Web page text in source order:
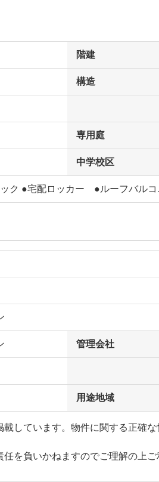
階建
構造
専用庭
中学校区
ク ●宅配ロッカー ●ルーフバル
管理会社
用途地域
載しています。物件に関する正確
を負いかねますのでご理解の上ご